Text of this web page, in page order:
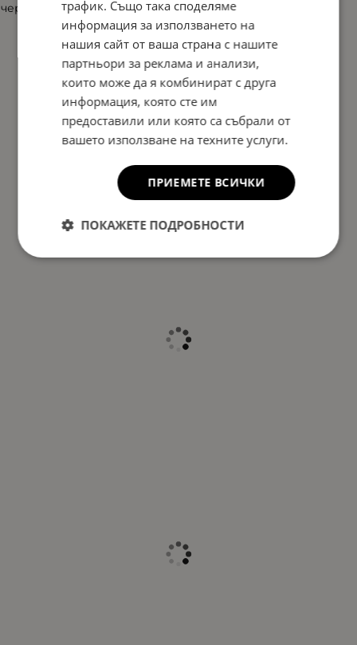
червен
трафик. Също така споделяме
информация за използването на
нашия сайт от ваша страна с нашите
партньори за реклама и анализи,
които може да я комбинират с друга
информация, която сте им
предоставили или която са събрали от
вашето използване на техните услуги.
ПРИЕМЕТЕ ВСИЧКИ
ПОКАЖЕТЕ ПОДРОБНОСТИ